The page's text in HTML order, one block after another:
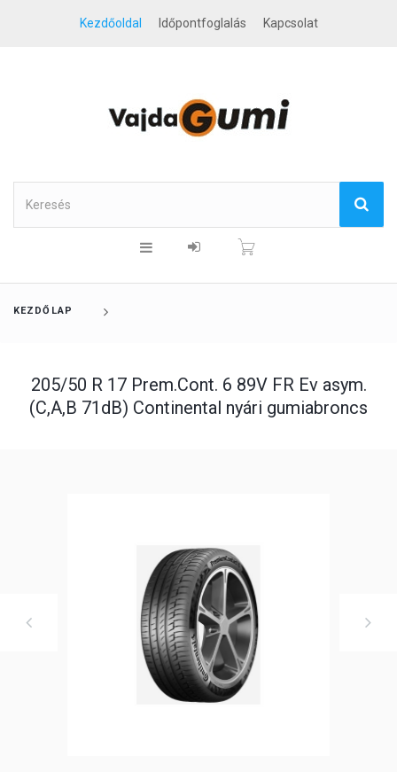
Kezdőoldal Időpontfoglalás Kapcsolat
KEZDŐLAP
205/50 R 17 Prem.Cont. 6 89V FR Ev asym.
(C,A,B 71dB) Continental nyári gumiabroncs